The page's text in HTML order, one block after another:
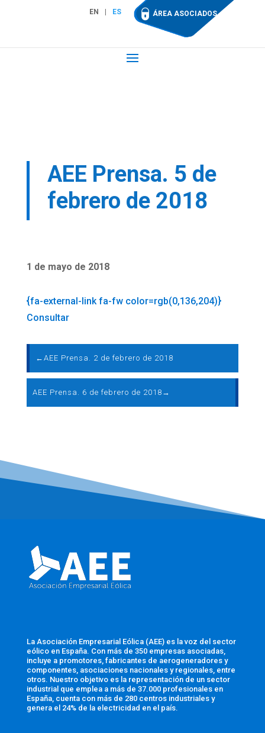
EN ES ÁREA ASOCIADOS
AEE Prensa. 5 de
febrero de 2018
1 de mayo de 2018
{fa-external-link fa-fw color=rgb(0,136,204)}
Consultar
← AEE Prensa. 2 de febrero de 2018
AEE Prensa. 6 de febrero de 2018 →
La Asociación Empresarial Eólica (AEE) es la voz del sector
eólico en España. Con más de 350 empresas asociadas,
incluye a promotores, fabricantes de aerogeneradores y
componentes, asociaciones nacionales y regionales, entre
otros. Nuestro objetivo es la representación de un sector
industrial que emplea a más de 37.000 profesionales en
España, cuenta con más de 280 centros industriales y
genera el 24% de la electricidad en el país.